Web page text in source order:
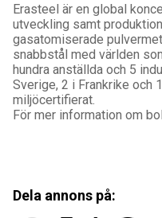
Erasteel är en global
utveckling samt
gasatomiserade
snabbstål med världen
hundra anställda och 5
Sverige, 2 i Frankrike och
miljöcertifierat.
För mer information om
Dela annons på: